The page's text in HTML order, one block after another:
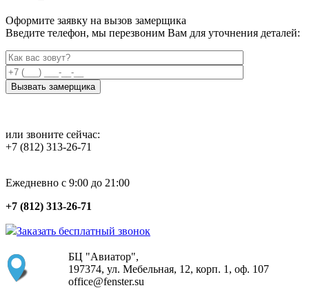
Оформите заявку на вызов замерщика
Введите телефон, мы перезвоним Вам для уточнения деталей:
или звоните сейчас:
+7 (812) 313-26-71
Ежедневно с 9:00 до 21:00
+7 (812) 313-26-71
Заказать бесплатный звонок
БЦ "Авиатор",
197374, ул. Мебельная, 12, корп. 1, оф. 107
office@fenster.su